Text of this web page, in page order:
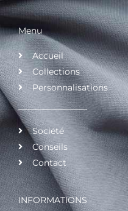
Menu
Accueil
Collections
Personnalisations
Société
Conseils
Contact
INFORMATIONS